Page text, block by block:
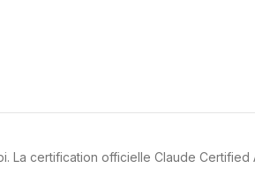
La certification officielle Claude